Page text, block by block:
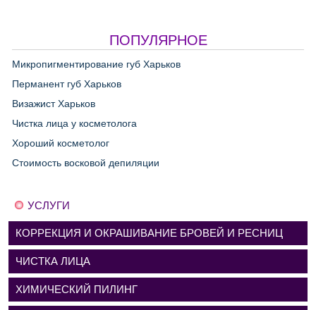
ПОПУЛЯРНОЕ
Микропигментирование губ Харьков
Перманент губ Харьков
Визажист Харьков
Чистка лица у косметолога
Хороший косметолог
Стоимость восковой депиляции
УСЛУГИ
КОРРЕКЦИЯ И ОКРАШИВАНИЕ БРОВЕЙ И РЕСНИЦ
ЧИСТКА ЛИЦА
ХИМИЧЕСКИЙ ПИЛИНГ